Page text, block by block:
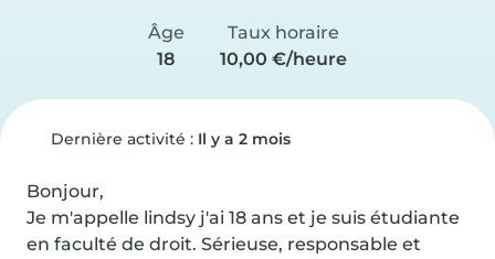
Âge
18
Taux horaire
10,00 €/heure
Dernière activité : Il y a 2 mois
Bonjour,
Je m'appelle lindsy j'ai 18 ans et je suis étudiante
en faculté de droit. Sérieuse, responsable et